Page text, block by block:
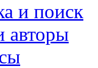
и поиск
авторы